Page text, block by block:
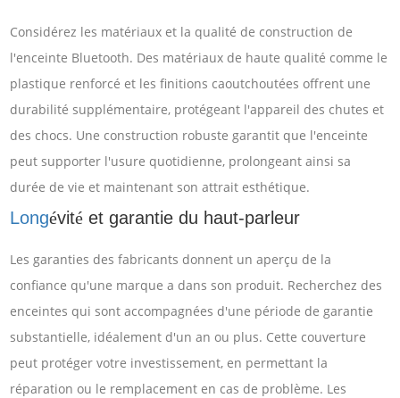
Considérez les matériaux et la qualité de construction de
l'enceinte Bluetooth. Des matériaux de haute qualité comme le
plastique renforcé et les finitions caoutchoutées offrent une
durabilité supplémentaire, protégeant l'appareil des chutes et
des chocs. Une construction robuste garantit que l'enceinte
peut supporter l'usure quotidienne, prolongeant ainsi sa
durée de vie et maintenant son attrait esthétique.
Longévité et garantie du haut-parleur
Les garanties des fabricants donnent un aperçu de la
confiance qu'une marque a dans son produit. Recherchez des
enceintes qui sont accompagnées d'une période de garantie
substantielle, idéalement d'un an ou plus. Cette couverture
peut protéger votre investissement, en permettant la
réparation ou le remplacement en cas de problème. Les